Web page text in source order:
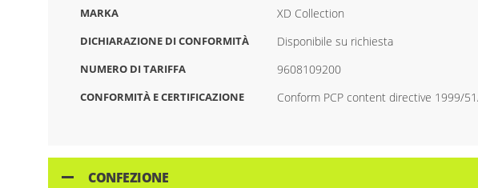
MARKA XD Collection
DICHIARAZIONE DI CONFORMITÀ Disponibile su richiesta
NUMERO DI TARIFFA 9608109200
CONFORMITÀ E CERTIFICAZIONE Conform PCP content directive 1999/
CONFEZIONE